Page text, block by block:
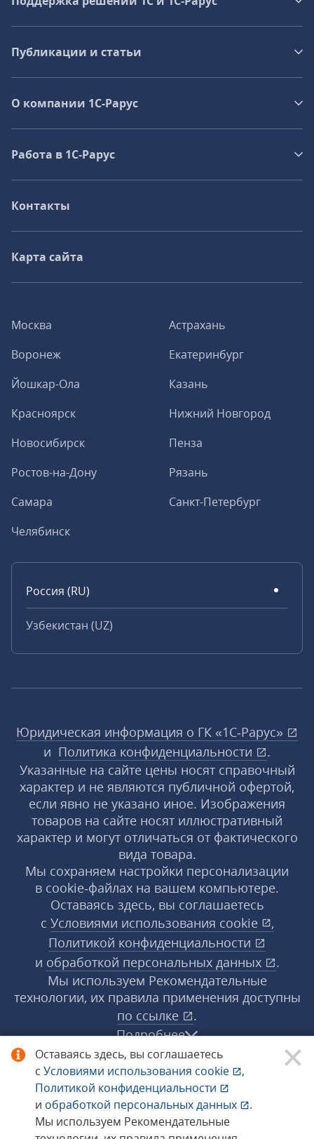
Оставаясь здесь, вы соглашаетесь
с Условиями использования cookie
,
Политикой конфиденциальности
и обработкой персональных данных
.
Мы используем Рекомендательные
Москва
Астрахань
Воронеж
Екатеринбург
Йошкар-Ола
Казань
Красноярск
Нижний Новгород
Новосибирск
Пенза
Ростов-на-Дону
Рязань
Самара
Санкт-Петербург
Челябинск
Россия (RU)
Узбекистан (UZ)
Публикации и статьи
О компании 1C-Рарус
Работа в 1С‑Рарус
Контакты
Карта сайта
Юридическая информация о ГК «1С‑Рарус»
и Политика конфиденциальности
.
Указанные на сайте цены носят справочный
характер и не являются публичной офертой,
если явно не указано иное. Изображения
товаров на сайте носят иллюстративный
характер и могут отличаться от фактического
вида товара.
Мы сохраняем настройки персонализации
в cookie‑файлах на вашем компьютере.
Оставаясь здесь, вы соглашаетесь
с Условиями использования cookie
,
Политикой конфиденциальности
и обработкой персональных данных
.
Мы используем Рекомендательные
технологии, их правила применения доступны
по ссылке
.
Подробнее
© 1998−2026 «1С‑Рарус» ®. Все права
защищены.